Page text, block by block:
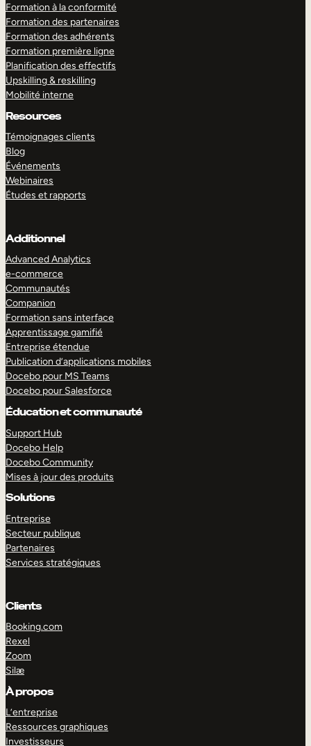
Formation à la conformité
Formation des partenaires
Formation des adhérents
Formation première ligne
Planification des effectifs
Upskilling & reskilling
Mobilité interne
Resources
Témoignages clients
Blog
Événements
Webinaires
Études et rapports
Additionnel
Advanced Analytics
e-commerce
Communautés
Companion
Formation sans interface
Apprentissage gamifié
Entreprise étendue
Publication d’applications mobiles
Docebo pour MS Teams
Docebo pour Salesforce
Éducation et communauté
Support Hub
Docebo Help
Docebo Community
Mises à jour des produits
Solutions
Entreprise
Secteur publique
Partenaires
Services stratégiques
Clients
Booking.com
Rexel
Zoom
Silæ
À propos
L’entreprise
Ressources graphiques
Investisseurs